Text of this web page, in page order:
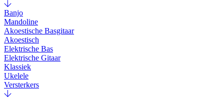
Banjo
Mandoline
Akoestische Basgitaar
Akoestisch
Elektrische Bas
Elektrische Gitaar
Klassiek
Ukelele
Versterkers